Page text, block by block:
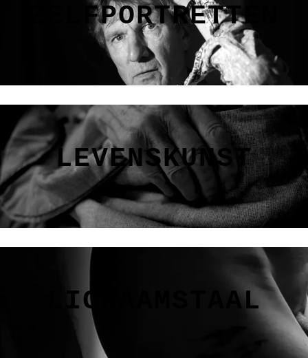
ZELFPORTRETTEN
LEVENSKUNST
LICHAAMSTAAL